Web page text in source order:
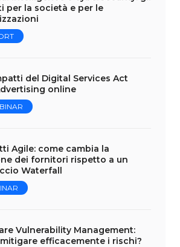
per la società e per le
del Digital Services Act
online
Agile: come cambia la
dei fornitori rispetto a un
Waterfall
Vulnerability Management:
efficacemente i rischi?